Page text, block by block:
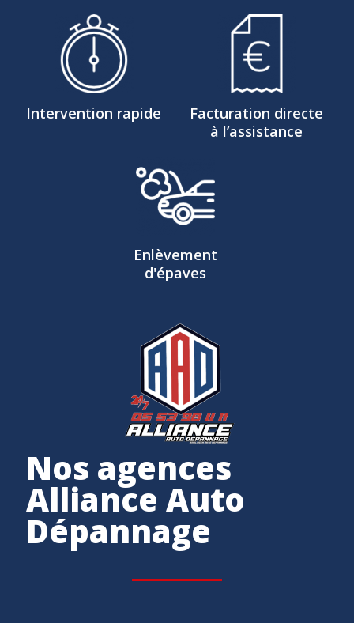
Intervention rapide
Facturation directe
à l’assistance
Enlèvement
d'épaves
Nos agences
Alliance Auto
Dépannage